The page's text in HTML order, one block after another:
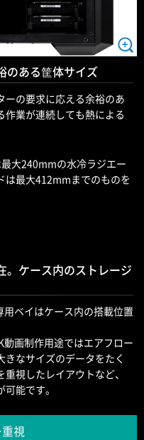
のある筐体サイズ
ーの要求に応える余裕のあ
作業が連続しても熱による
大240mmの水冷ラジエー
は最大412mmまでのものを
。ケース内のストレージ
ベイはケース内の搭載位置
画制作用途ではエアフロー
きなサイズのデータをたく
視したレイアウトなど、
能です。
視